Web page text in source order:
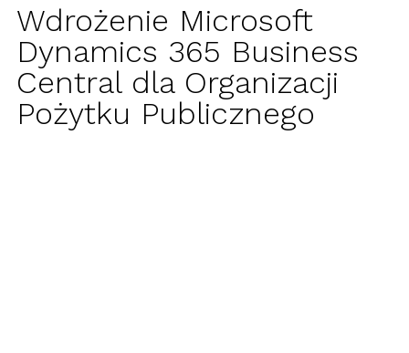
Wdrożenie Microsoft
Dynamics 365 Business
Central dla Organizacji
Pożytku Publicznego